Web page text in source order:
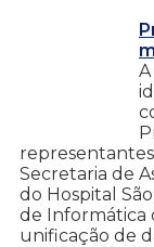
Secretaria de
do Hospital
de Informática
unificação de